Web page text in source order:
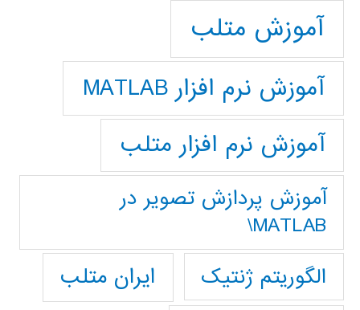
آموزش متلب
آموزش نرم افزار MATLAB
آموزش نرم افزار متلب
آموزش پردازش تصوير در
MATLAB\
الگوریتم ژنتیک
ایران متلب